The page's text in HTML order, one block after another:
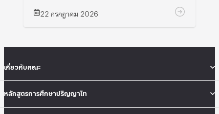
22 กรกฎาคม 2026
เกี่ยวกับคณะ
หลักสูตรการศึกษาปริญญาโท